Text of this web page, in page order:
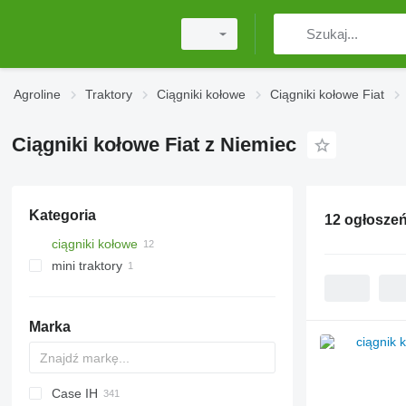
Agroline Traktory Ciągniki kołowe Ciągniki kołowe Fiat
Ciągniki kołowe Fiat z Niemiec
Kategoria
ciągniki kołowe
mini traktory
Marka
2505
Case IH
12